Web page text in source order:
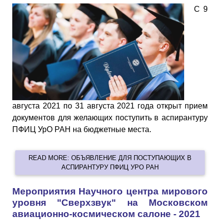
С 9
августа 2021 по 31 августа 2021 года открыт прием
документов для желающих поступить в аспирантуру
ПФИЦ УрО РАН на бюджетные места.
READ MORE: ОБЪЯВЛЕНИЕ ДЛЯ ПОСТУПАЮЩИХ В
АСПИРАНТУРУ ПФИЦ УРО РАН
Мероприятия Научного центра мирового
уровня "Сверхзвук" на Московском
авиационно-космическом салоне - 2021